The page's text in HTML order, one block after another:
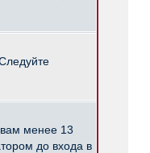
Следуйте
менее 13
до входа в